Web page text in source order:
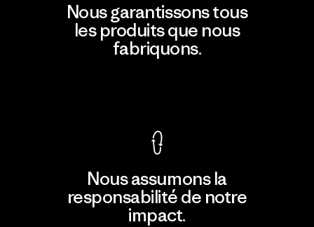
Nous garantissons tous
les produits que nous
fabriquons.
Nous assumons la
responsabilité de notre
impact.